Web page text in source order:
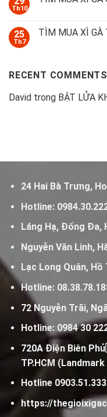
Th10
25
Th7
TÌM MUA XÌ GÀ
RECENT COMMENTS
David trong BẬT LỬA
24 Hai Bà Trưng,
Hotline:
Láng Hạ, Đống Đa,
Nguyễn Văn Linh,
Lạc Long Quân, Hồ
Hotline:
72 Nguyễn Trãi,
Hotline: 0984 30
720A Điện Biên
TP.HCM (Landmark
Hotline
https://